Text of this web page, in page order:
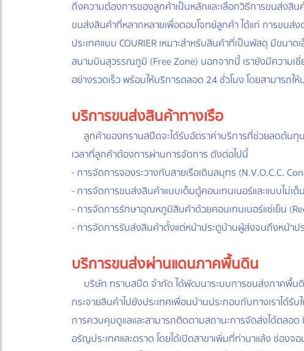
ถึงความต้องการของลูกค้าเป็นหลักและเลือกวิธีการขนส่งสิ
ขนส่งสินค้าที่หลากหลายเพื่อตอบโจทย์ลูกค้า ได้แก่ การขนส่ง
ประเทศแบบ COURIER เหมาะสำหรับสินค้าที่เป็นพัสดุ มีขนา
สนามบินสุวรรณภูมิ (Free Zone) นอกจากนี้ เรายังมีความเ
อย่างรวดเร็ว พร้อมให้บริการตลอด 24 ชั่วโมง โดยสามารถ
บริการขนส่งสินค้าทางเรือ
ลูกค้าของทรานสปีดจะได้รับอัตราค่าบริการที่ช่วยลดต้นทุน
เวลาที่ลูกค้าต้องการผ่านการจัดการ ดังต่อไปนี้
- การจัดการจองระวางกับสายเรือเดินสมุทร (N.V.O.C.C.
- การจัดการขนส่งสินค้าแบบเต็มตู้คอนเทนเนอร์และแบบไม่เ
- การจัดการรักษาอุณหภูมิสินค้าด้วยคอนเทนเนอร์แช่เย็น
- การจัดการรับส่งสินค้าตั้งแต่หน้าประตูบ้านผู้ส่งจนถึงหน้าป
บริการขนส่งผ่านแดนภาคพื้นดิน
บริษัท ทรานสปีด จำกัด ได้พัฒนาระบบการขนส่งภาคพื้น
กระจายสินค้าไปยังประเทศเพื่อนบ้านประกอบกับทางเราได้
การควบคุมดูแลและสามารถติดตามสถานะการจัดส่งได้ตล
อรัญประเทศและตราด โดยได้เปิดสาขาเพิ่มที่ท่านาแล้ง ช่อง